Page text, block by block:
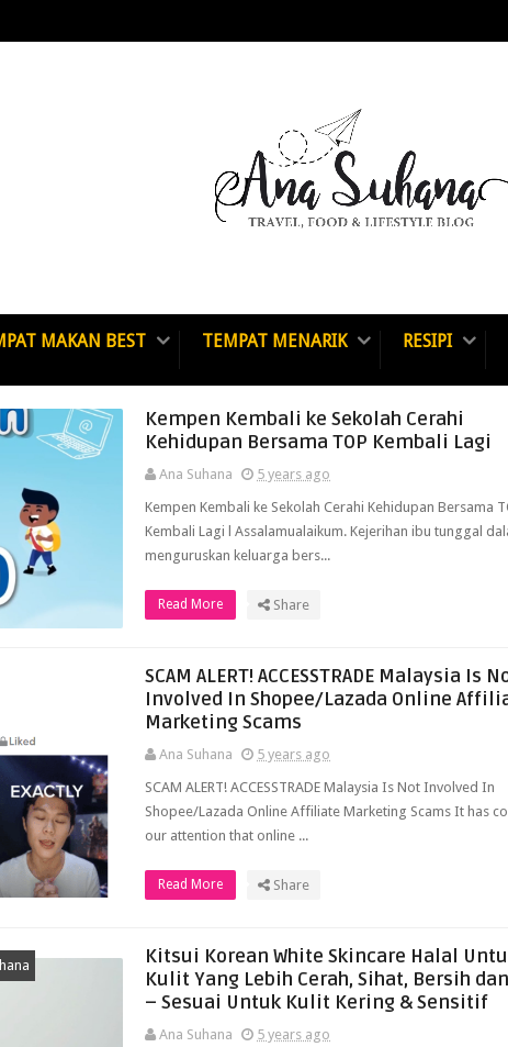
MAKAN BEST TEMPAT MENARIK RESIPI
Kempen Kembali ke Sekolah Cerahi
Kehidupan Bersama TOP Kembali Lagi
Ana Suhana
5 years ago
Kempen Kembali ke Sekolah Cerahi Kehidupan Bersama
Kembali Lagi l Assalamualaikum. Kejerihan ibu tunggal
menguruskan keluarga bers...
Read More Share
SCAM ALERT! ACCESSTRADE Malaysia Is
Involved In Shopee/Lazada Online
Marketing Scams
Ana Suhana
5 years ago
SCAM ALERT! ACCESSTRADE Malaysia Is Not Involved In
Shopee/Lazada Online Affiliate Marketing Scams It has
our attention that online ...
Read More Share
Kitsui Korean White Skincare Halal
Kulit Yang Lebih Cerah, Sihat, Bersih
– Sesuai Untuk Kulit Kering & Sensitif
Ana Suhana
5 years ago